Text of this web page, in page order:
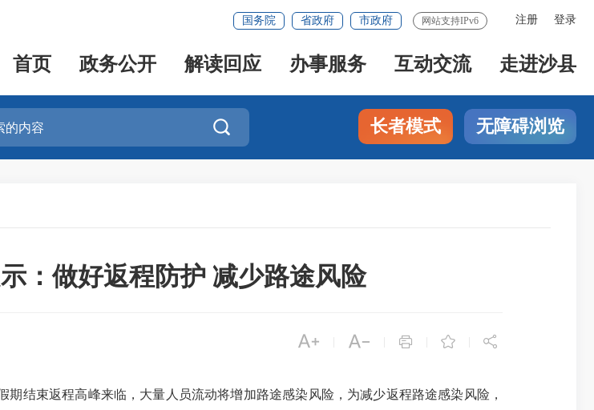
注册 登录
国务院 省政府 市政府 网站支持IPv6
首页 政务公开 解读回应 办事服务 互动交流 走进沙县
 长者模式 无障碍浏览
：做好返程防护 减少路途风险
    
束返程高峰来临，大量人员流动将增加路途感染风险，为减少返程路途感染风险，